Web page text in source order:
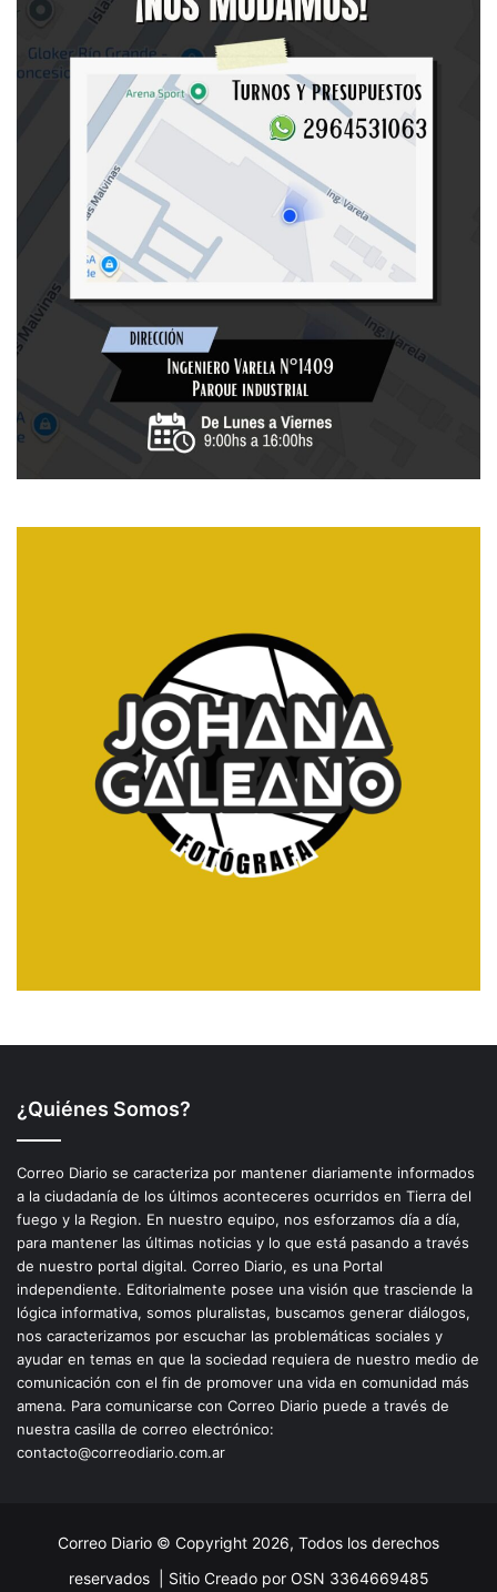
¿Quiénes Somos?
Correo Diario se caracteriza por mantener diariamente informados
a la ciudadanía de los últimos aconteceres ocurridos en Tierra del
fuego y la Region. En nuestro equipo, nos esforzamos día a día,
para mantener las últimas noticias y lo que está pasando a través
de nuestro portal digital. Correo Diario, es una Portal
independiente. Editorialmente posee una visión que trasciende la
lógica informativa, somos pluralistas, buscamos generar diálogos,
nos caracterizamos por escuchar las problemáticas sociales y
ayudar en temas en que la sociedad requiera de nuestro medio de
comunicación con el fin de promover una vida en comunidad más
amena. Para comunicarse con Correo Diario puede a través de
nuestra casilla de correo electrónico:
contacto@correodiario.com.ar
Correo Diario © Copyright 2026, Todos los derechos
reservados | Sitio Creado por OSN 3364669485